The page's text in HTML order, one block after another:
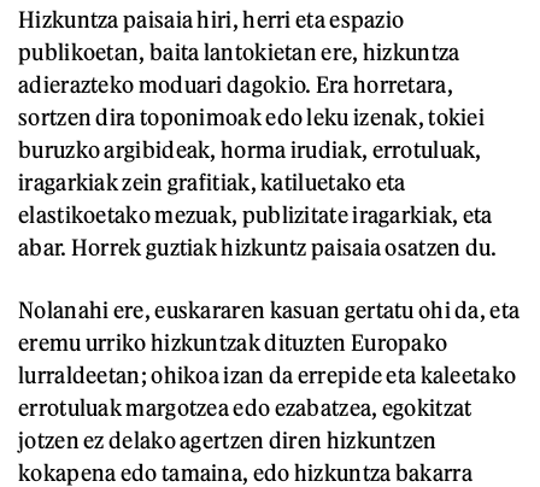
Hizkuntza paisaia hiri, herri eta espazio
publikoetan, baita lantokietan ere, hizkuntza
adierazteko moduari dagokio. Era horretara,
sortzen dira toponimoak edo leku izenak, tokiei
buruzko argibideak, horma irudiak, errotuluak,
iragarkiak zein grafitiak, katiluetako eta
elastikoetako mezuak, publizitate iragarkiak, eta
abar. Horrek guztiak hizkuntz paisaia osatzen du.
Nolanahi ere, euskararen kasuan gertatu ohi da, eta
eremu urriko hizkuntzak dituzten Europako
lurraldeetan; ohikoa izan da errepide eta kaleetako
errotuluak margotzea edo ezabatzea, egokitzat
jotzen ez delako agertzen diren hizkuntzen
kokapena edo tamaina, edo hizkuntza bakarra